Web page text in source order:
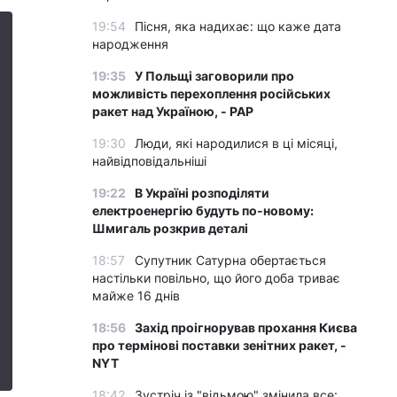
19:54
Пісня, яка надихає: що каже дата
народження
19:35 У Польщі заговорили про
можливість перехоплення російських
ракет над Україною, - PAP
19:30
Люди, які народилися в ці місяці,
найвідповідальніші
19:22
В Україні розподіляти
електроенергію будуть по-новому:
Шмигаль розкрив деталі
18:57
Супутник Сатурна обертається
настільки повільно, що його доба триває
майже 16 днів
18:56 Захід проігнорував прохання Києва
про термінові поставки зенітних ракет, -
NYT